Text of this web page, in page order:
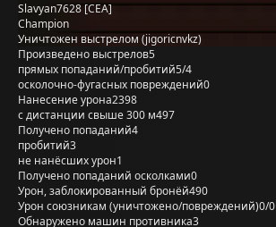
Slavyan7628 [CEA]
Champion
Уничтожен выстрелом (jigoricnvkz)
Произведено выстрелов5
прямых попаданий/пробитий5/4
осколочно-фугасных повреждений0
Нанесение урона2398
с дистанции свыше 300 м497
Получено попаданий4
пробитий3
не нанёсших урон1
Получено попаданий осколками0
Урон, заблокированный бронёй490
Урон союзникам (уничтожено/повреждений)0/0
Обнаружено машин противника3